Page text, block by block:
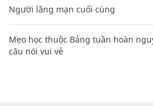
Người lãng mạn cuối cùng
Mẹo học thuộc Bảng tuần hoàn
câu nói vui vẻ